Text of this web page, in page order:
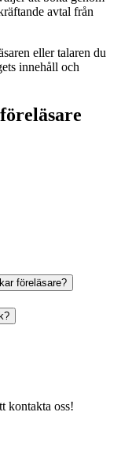
avtal från
eller talaren du
innehåll och
föreläsare?
kontakta oss!